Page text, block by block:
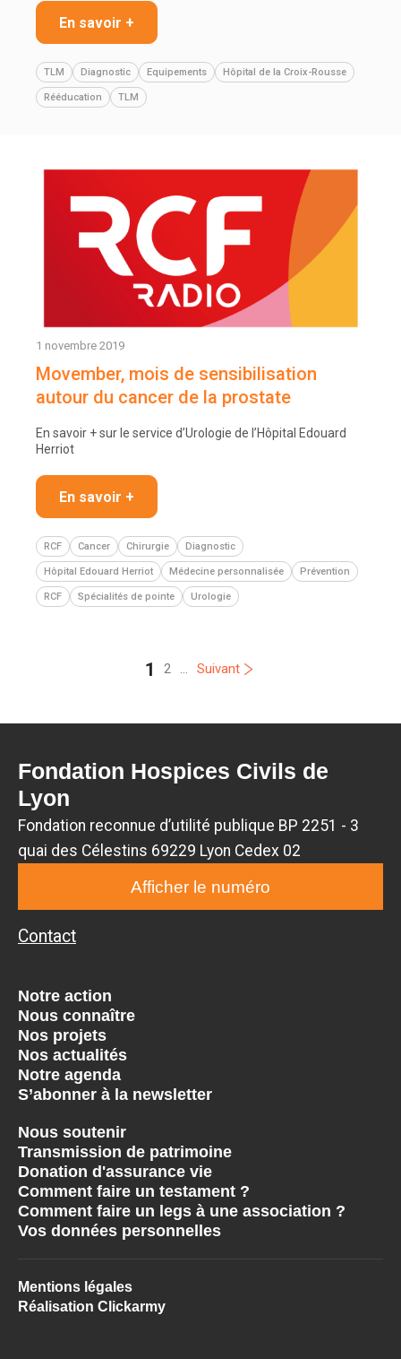
En savoir +
TLM Diagnostic Equipements Hôpital de la Croix-Rousse
Rééducation TLM
1 novembre 2019
Movember, mois de sensibilisation
autour du cancer de la prostate
En savoir + sur le service d’Urologie de l’Hôpital Edouard
Herriot
En savoir +
RCF Cancer Chirurgie Diagnostic
Hôpital Edouard Herriot Médecine personnalisée Prévention
RCF Spécialités de pointe Urologie
1 2 ... Suivant
Fondation Hospices Civils de
Lyon
Fondation reconnue d’utilité publique BP 2251 - 3
quai des Célestins 69229 Lyon Cedex 02
Afficher le numéro
Contact
Notre action
Nous connaître
Nos projets
Nos actualités
Notre agenda
S’abonner à la newsletter
Nous soutenir
Transmission de patrimoine
Donation d'assurance vie
Comment faire un testament ?
Comment faire un legs à une association ?
Vos données personnelles
Mentions légales
Réalisation Clickarmy